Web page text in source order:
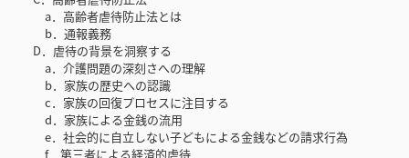
a．高齢者虐待防止法とは
b．通報義務
D．虐待の背景を洞察する
a．介護問題の深刻さへの理解
b．家族の歴史への認識
c．家族の回復プロセスに注目する
d．家族による金銭の流用
e．社会的に自立しない子どもによる金銭などの請求行為
f．第三者による経済的虐待